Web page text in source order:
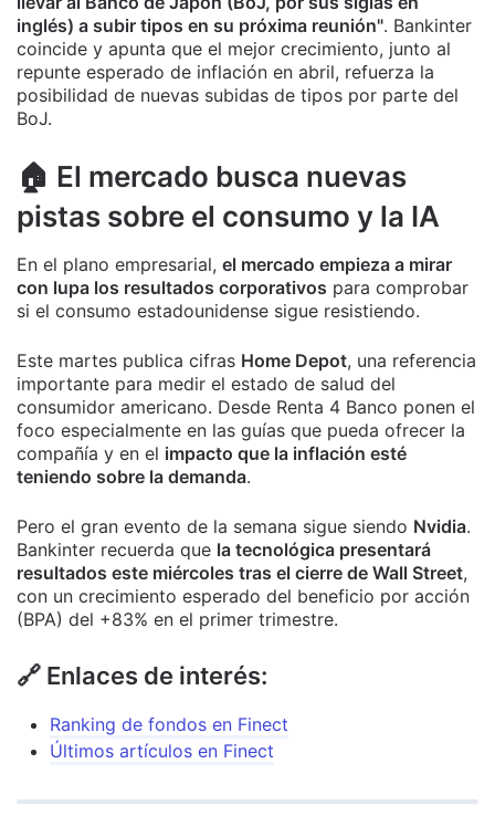
inglés) a subir tipos en su próxima reunión". Bankinter
coincide y apunta que el mejor crecimiento, junto al
repunte esperado de inflación en abril, refuerza la
posibilidad de nuevas subidas de tipos por parte del
BoJ.
🏠 El mercado busca nuevas
pistas sobre el consumo y la IA
En el plano empresarial, el mercado empieza a mirar
con lupa los resultados corporativos para comprobar
si el consumo estadounidense sigue resistiendo.
Este martes publica cifras Home Depot, una referencia
importante para medir el estado de salud del
consumidor americano. Desde Renta 4 Banco ponen el
foco especialmente en las guías que pueda ofrecer la
compañía y en el impacto que la inflación esté
teniendo sobre la demanda.
Pero el gran evento de la semana sigue siendo Nvidia.
Bankinter recuerda que la tecnológica presentará
resultados este miércoles tras el cierre de Wall Street,
con un crecimiento esperado del beneficio por acción
(BPA) del +83% en el primer trimestre.
🔗 Enlaces de interés:
Ranking de fondos en Finect
Últimos artículos en Finect